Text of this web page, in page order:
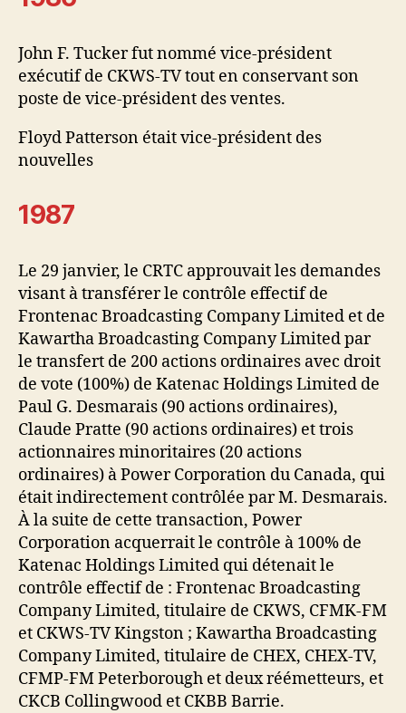
John F. Tucker fut nommé vice-président
exécutif de CKWS-TV tout en conservant son
poste de vice-président des ventes.
Floyd Patterson était vice-président des
nouvelles
1987
Le 29 janvier, le CRTC approuvait les demandes
visant à transférer le contrôle effectif de
Frontenac Broadcasting Company Limited et de
Kawartha Broadcasting Company Limited par
le transfert de 200 actions ordinaires avec droit
de vote (100%) de Katenac Holdings Limited de
Paul G. Desmarais (90 actions ordinaires),
Claude Pratte (90 actions ordinaires) et trois
actionnaires minoritaires (20 actions
ordinaires) à Power Corporation du Canada, qui
était indirectement contrôlée par M. Desmarais.
À la suite de cette transaction, Power
Corporation acquerrait le contrôle à 100% de
Katenac Holdings Limited qui détenait le
contrôle effectif de : Frontenac Broadcasting
Company Limited, titulaire de CKWS, CFMK-FM
et CKWS-TV Kingston ; Kawartha Broadcasting
Company Limited, titulaire de CHEX, CHEX-TV,
CFMP-FM Peterborough et deux réémetteurs, et
CKCB Collingwood et CKBB Barrie.